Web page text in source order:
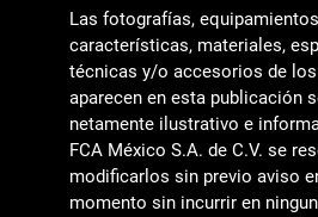
Las fotografías,
características, materiales,
técnicas y/o accesorios de
aparecen en esta publicación
netamente ilustrativo e
FCA México S.A. de C.V. se
modificarlos sin previo aviso
momento sin incurrir en